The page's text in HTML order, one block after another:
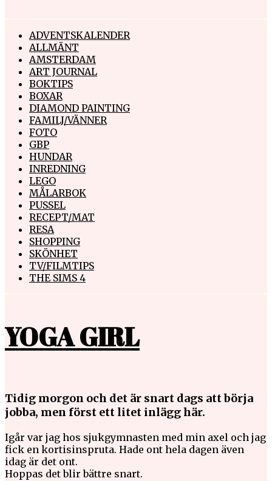
ADVENTSKALENDER
ALLMÄNT
AMSTERDAM
ART JOURNAL
BOKTIPS
BOXAR
DIAMOND PAINTING
FAMILJ/VÄNNER
FOTO
GBP
HUNDAR
INREDNING
LEGO
MÅLARBOK
PUSSEL
RECEPT/MAT
RESA
SHOPPING
SKÖNHET
TV/FILMTIPS
THE SIMS 4
YOGA GIRL
Tidig morgon och det är snart dags att börja
jobba, men först ett litet inlägg här.
Igår var jag hos sjukgymnasten med min axel och jag
fick en kortisinspruta. Hade ont hela dagen även
idag är det ont.
Hoppas det blir bättre snart.